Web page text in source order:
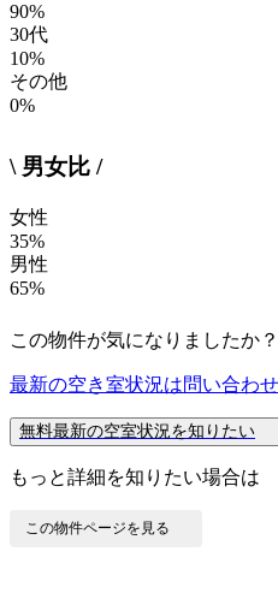
90%
30代
10%
その他
0%
\ 男女比 /
女性
35%
男性
65%
この物件が気になりましたか？
最新の空き室状況は問い合わせ
無料最新の空室状況を知りたい
もっと詳細を知りたい場合は
この物件ページを見る